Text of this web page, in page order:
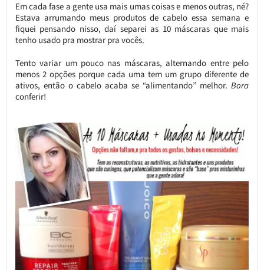
Em cada fase a gente usa mais umas coisas e menos outras, né?
Estava arrumando meus produtos de cabelo essa semana e
fiquei pensando nisso, daí separei as 10 máscaras que mais
tenho usado pra mostrar pra vocês.
Tento variar um pouco nas máscaras, alternando entre pelo
menos 2 opções porque cada uma tem um grupo diferente de
ativos, então o cabelo acaba se “alimentando” melhor. Bora
conferir!